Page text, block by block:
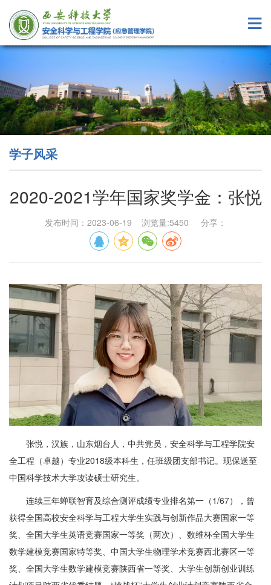
学子风采
2020-2021学年国家奖学金：张悦
发布时间：2023-06-19 浏览量:5450 分享：
张悦，汉族，山东烟台人，中共党员，安全科学与工程学院安
全工程（卓越）专业2018级本科生，任班级团支部书记。现保送至
中国科学技术大学攻读硕士研究生。
连续三年蝉联智育及综合测评成绩专业排名第一（1/67），曾
获得全国高校安全科学与工程大学生实践与创新作品大赛国家一等
奖、全国大学生英语竞赛国家一等奖（两次）、数维杯全国大学生
数学建模竞赛国家特等奖、中国大学生物理学术竞赛西北赛区一等
奖、全国大学生数学建模竞赛陕西省一等奖、大学生创新创业训练